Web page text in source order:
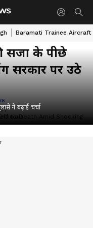
Baramati Trainee Aircraft
सजा के पीछे
सरकार पर उठे
ने बढ़ाई चर्चा